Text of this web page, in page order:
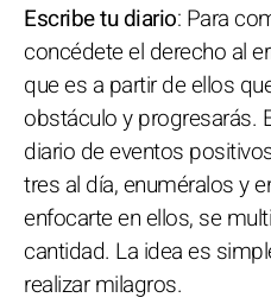
Escribe tu diario: Para
concédete el derecho al
que es a partir de ellos
obstáculo y progresarás.
diario de eventos
tres al día, enuméralos y
enfocarte en ellos, se
cantidad. La idea es
realizar milagros.